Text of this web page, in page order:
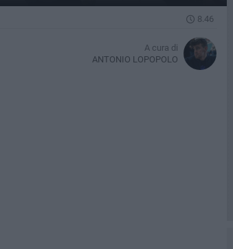
8.46
A cura di
ANTONIO LOPOPOLO